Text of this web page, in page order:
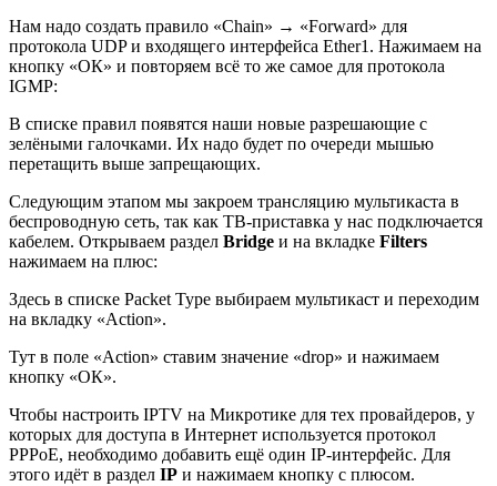
Нам надо создать правило «Chain» → «Forward» для
протокола UDPи входящего интерфейса Ether1 . Нажимаем на
кнопку «ОК» и повторяем всё то же самое для протокола
IGMP:
В списке правил появятся наши новые разрешающие с
зелёными галочками. Их надо будет по очереди мышью
перетащить выше запрещающих.
Следующим этапом мы закроем трансляцию мультикаста в
беспроводную сеть, так как ТВ-приставка у нас подключается
кабелем. Открываем раздел Bridge и на вкладке Filters
нажимаем на плюс:
Здесь в списке Packet Type выбираем мультикаст и переходим
на вкладку «Action».
Тут в поле «Action» ставим значение «drop» и нажимаем
кнопку «ОК».
Чтобы настроить IPTV на Микротике для тех провайдеров, у
которых для доступа в Интернет используется протокол
PPPoE, необходимо добавить ещё один IP-интерфейс. Для
этого идёт в раздел IP и нажимаем кнопку с плюсом.